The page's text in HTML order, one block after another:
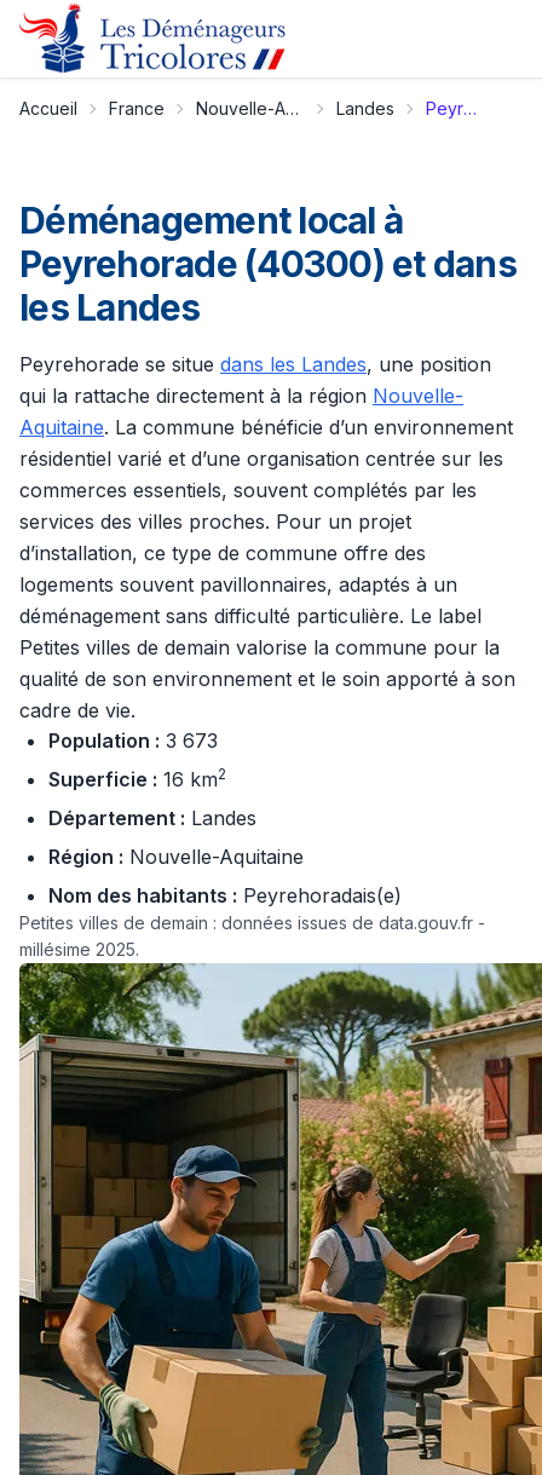
Accueil France Nouvelle-Aquitaine Landes Peyrehorade
Déménagement local à
Peyrehorade (40300) et dans
les Landes
Peyrehorade se situe dans les Landes, une position
qui la rattache directement à la région Nouvelle-
Aquitaine. La commune bénéficie d’un environnement
résidentiel varié et d’une organisation centrée sur les
commerces essentiels, souvent complétés par les
services des villes proches. Pour un projet
d’installation, ce type de commune offre des
logements souvent pavillonnaires, adaptés à un
déménagement sans difficulté particulière. Le label
Petites villes de demain valorise la commune pour la
qualité de son environnement et le soin apporté à son
cadre de vie.
Population : 3 673
Superficie : 16 km2
Département : Landes
Région : Nouvelle-Aquitaine
Nom des habitants : Peyrehoradais(e)
Petites villes de demain : données issues de data.gouv.fr -
millésime 2025.